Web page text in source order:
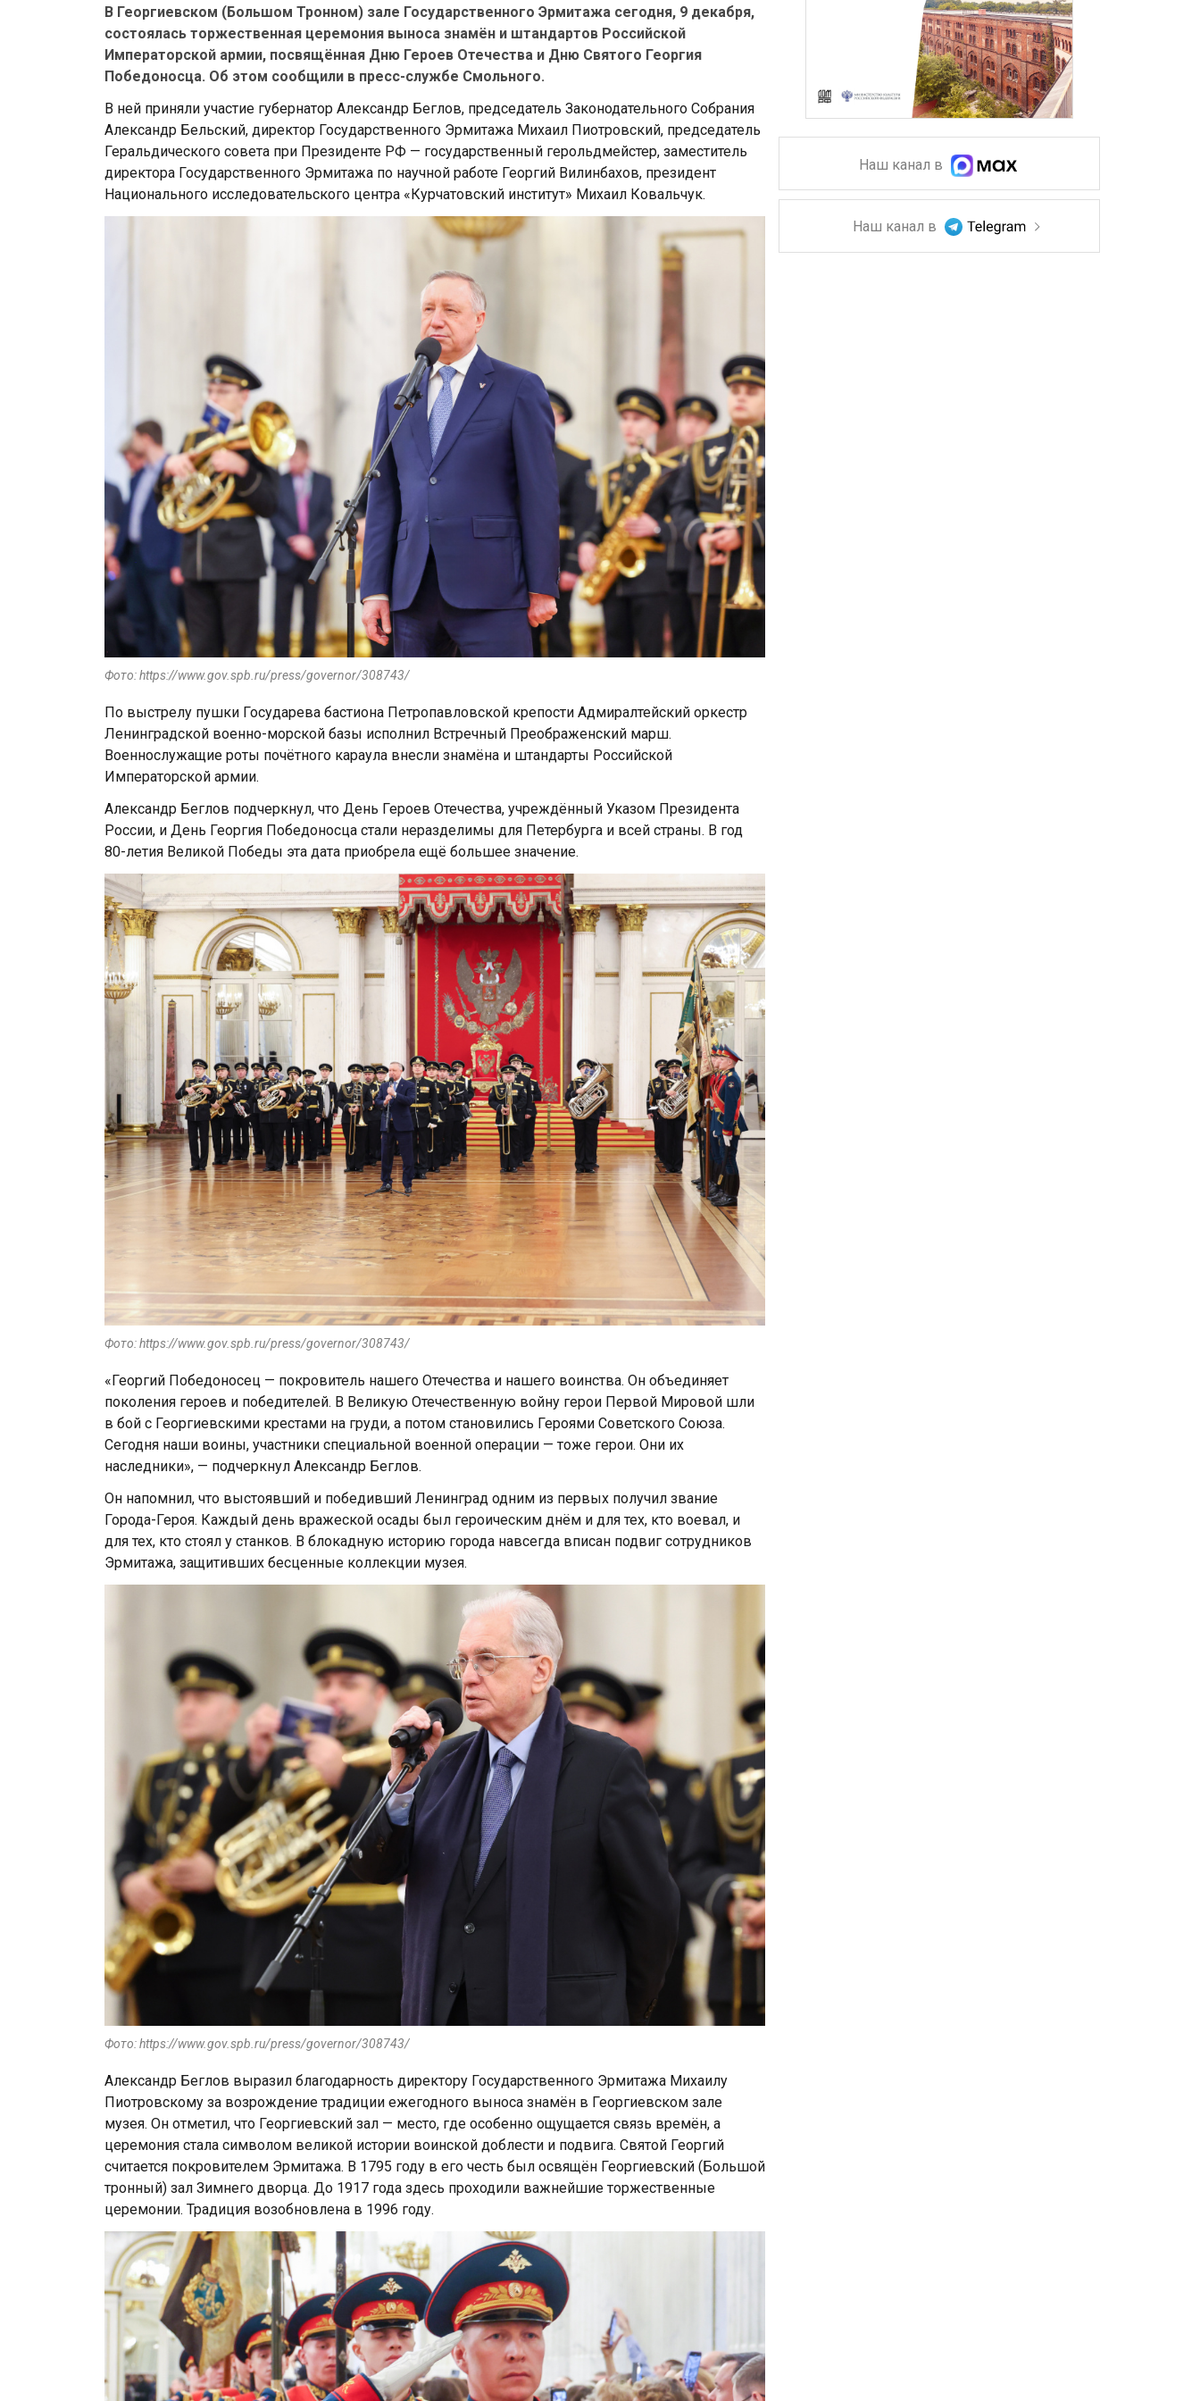
В Георгиевском (Большом Тронном) зале Государственного Эрмитажа сегодня, 9 декабря,
состоялась торжественная церемония выноса знамён и штандартов Российской
Императорской армии, посвящённая Дню Героев Отечества и Дню Святого Георгия
Победоносца. Об этом сообщили в пресс-службе Смольного.
В ней приняли участие губернатор Александр Беглов, председатель Законодательного Собрания
Александр Бельский, директор Государственного Эрмитажа Михаил Пиотровский, председатель
Геральдического совета при Президенте РФ — государственный герольдмейстер, заместитель
директора Государственного Эрмитажа по научной работе Георгий Вилинбахов, президент
Национального исследовательского центра «Курчатовский институт» Михаил Ковальчук.
Фото: https://www.gov.spb.ru/press/governor/308743/
По выстрелу пушки Государева бастиона Петропавловской крепости Адмиралтейский оркестр
Ленинградской военно-морской базы исполнил Встречный Преображенский марш.
Военнослужащие роты почётного караула внесли знамёна и штандарты Российской
Императорской армии.
Александр Беглов подчеркнул, что День Героев Отечества, учреждённый Указом Президента
России, и День Георгия Победоносца стали неразделимы для Петербурга и всей страны. В год
80-летия Великой Победы эта дата приобрела ещё большее значение.
Фото: https://www.gov.spb.ru/press/governor/308743/
«Георгий Победоносец — покровитель нашего Отечества и нашего воинства. Он объединяет
поколения героев и победителей. В Великую Отечественную войну герои Первой Мировой шли
в бой с Георгиевскими крестами на груди, а потом становились Героями Советского Союза.
Сегодня наши воины, участники специальной военной операции — тоже герои. Они их
наследники», — подчеркнул Александр Беглов.
Он напомнил, что выстоявший и победивший Ленинград одним из первых получил звание
Города-Героя. Каждый день вражеской осады был героическим днём и для тех, кто воевал, и
для тех, кто стоял у станков. В блокадную историю города навсегда вписан подвиг сотрудников
Эрмитажа, защитивших бесценные коллекции музея.
Фото: https://www.gov.spb.ru/press/governor/308743/
Александр Беглов выразил благодарность директору Государственного Эрмитажа Михаилу
Пиотровскому за возрождение традиции ежегодного выноса знамён в Георгиевском зале
музея. Он отметил, что Георгиевский зал — место, где особенно ощущается связь времён, а
церемония стала символом великой истории воинской доблести и подвига. Святой Георгий
считается покровителем Эрмитажа. В 1795 году в его честь был освящён Георгиевский (Большой
тронный) зал Зимнего дворца. До 1917 года здесь проходили важнейшие торжественные
церемонии. Традиция возобновлена в 1996 году.
Наш канал в
Наш канал в